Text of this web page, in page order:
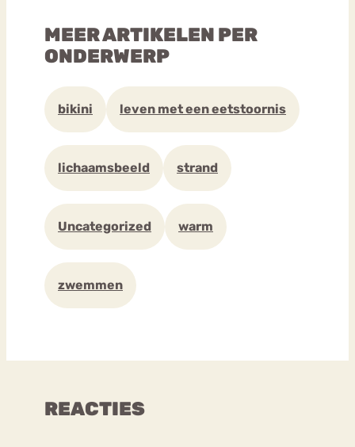
MEER ARTIKELEN PER
ONDERWERP
bikini leven met een eetstoornis
lichaamsbeeld strand
Uncategorized warm
zwemmen
REACTIES